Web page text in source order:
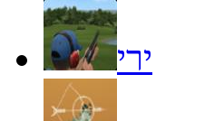
ירי